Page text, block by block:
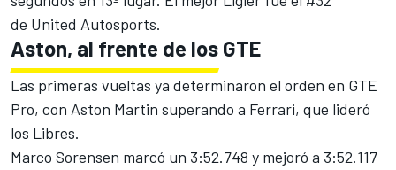
de United Autosports.
Aston, al frente de los GTE
Las primeras vueltas ya determinaron el orden en GTE
Pro, con Aston Martin superando a Ferrari, que lideró
los Libres.
Marco Sorensen marcó un 3:52.748 y mejoró a 3:52.117